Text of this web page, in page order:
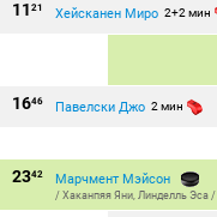
11 21 Хейсканен Миро 2+2 мин
1646 Павелски Джо 2 мин
2342 Марчмент Мэйсон
/ Хаканпяя Яни, Линделль Эса /